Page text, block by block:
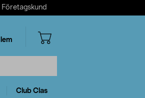
Företagskund
Club Clas